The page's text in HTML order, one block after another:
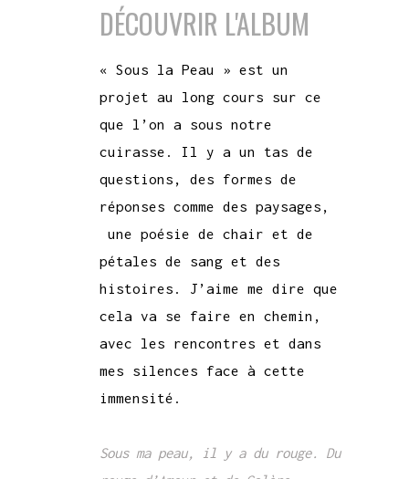
DÉCOUVRIR L'ALBUM
« Sous la Peau » est un
projet au long cours sur ce
que l’on a sous notre
cuirasse. Il y a un tas de
questions, des formes de
réponses comme des paysages,
une poésie de chair et de
pétales de sang et des
histoires. J’aime me dire que
cela va se faire en chemin,
avec les rencontres et dans
mes silences face à cette
immensité.
Sous ma peau, il y a du rouge. Du